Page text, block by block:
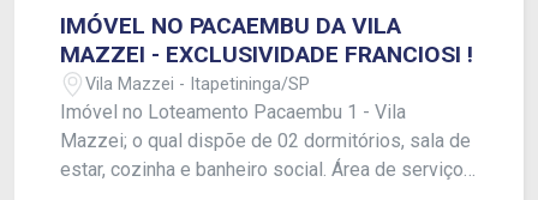
IMÓVEL NO PACAEMBU DA VILA
MAZZEI - EXCLUSIVIDADE FRANCIOSI !
Vila Mazzei - Itapetininga/SP
Imóvel no Loteamento Pacaembu 1 - Vila
Mazzei; o qual dispõe de 02 dormitórios, sala de
estar, cozinha e banheiro social. Área de serviço